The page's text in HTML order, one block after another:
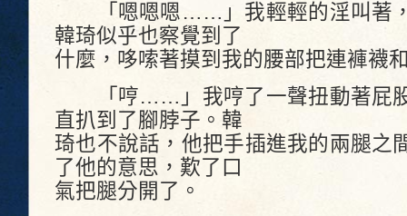
「嗯嗯嗯……」我輕輕的淫叫著，
韓琦似乎也察覺到了
什麼，哆嗦著摸到我的腰部把連褲襪
「哼……」我哼了一聲扭動著屁股
直扒到了腳脖子。韓
琦也不說話，他把手插進我的兩腿之
了他的意思，歎了口
氣把腿分開了。